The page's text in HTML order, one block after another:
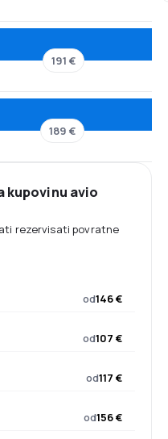
191 €
189 €
kupovinu avio
rezervisati povratne
od146 €
od107 €
od117 €
od156 €